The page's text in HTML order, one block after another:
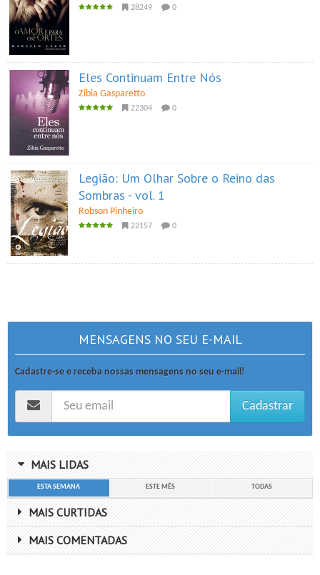
28249 0
Eles Continuam Entre Nós
Zibia Gasparetto
22304 0
Legião: Um Olhar Sobre o Reino das
Sombras - vol. 1
Robson Pinheiro
22157 0
MENSAGENS NO SEU E-MAIL
Cadastre-se e receba nossas mensagens no seu e-mail!
Cadastrar
MAIS LIDAS
ESTA SEMANA ESTE MÊS TODAS
MAIS CURTIDAS
MAIS COMENTADAS